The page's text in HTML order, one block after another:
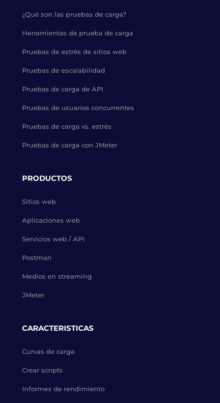
¿Qué son las pruebas de carga?
Herramientas de prueba de carga
Pruebas de estrés de sitios web
Pruebas de escalabilidad
Pruebas de carga de API
Pruebas de usuarios concurrentes
Pruebas de carga vs. estrés
Pruebas de carga con JMeter
PRODUCTOS
Sitios web
Aplicaciones web
Servicios web / API
Postman
Medios en streaming
JMeter
CARACTERISTICAS
Curvas de carga
Crear scripts
Informes de rendimiento